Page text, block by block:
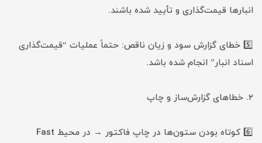
انبارها قیمت‌گذاری و تأیید شده باشند.
5️⃣ خطای گزارش سود و زیان ناقص: حتماً عملیات “قیمت‌گذاری
اسناد انبار” انجام شده باشد.
۲. خطاهای گزارش‌ساز و چاپ
6️⃣ کوتاه بودن ستون‌ها در چاپ فاکتور → در محیط Fast